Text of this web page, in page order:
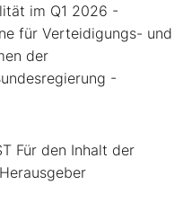
im Q1 2026 -
für Verteidigungs- und
der
-
Für den Inhalt der